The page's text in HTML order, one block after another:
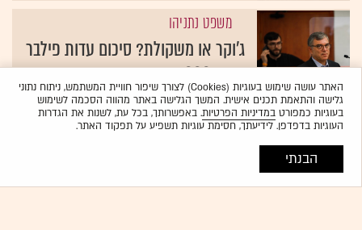
משפט נתניהו
ג'וקר או משקולת? סיכום עדות פילבר
בתיק 4000
{19}ניצן שפיר
טלוויזיה באינטרנט| בלעדי
ו-ynet ישיקו ערוצי טלוויזיה
האתר עושה שימוש בעוגיות (Cookies) לצורך שיפור חוויית המשתמש, ניתוח נתוני
גלישה והתאמת תכנים אישית. המשך הגלישה באתר מהווה הסכמה לשימוש
בעוגיות כמפורטבמדיניות הפרטיות. באפשרותך, בכל עת, לשנות את הגדרות
העוגיות בדפדפן. לידיעתך, חסימת עוגיות תשפיע על תפקוד האתר.
הבנתי